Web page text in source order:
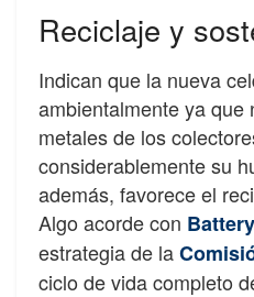
Reciclaje y
Indican que la nueva
ambientalmente ya que
metales de los
considerablemente su
además, favorece el
Algo acorde con
estrategia de la
ciclo de vida completo